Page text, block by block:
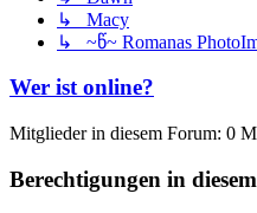
↳ Macy
↳ ~წ~ Romanas
Wer ist online?
Mitglieder in diesem Forum: 0
Berechtigungen in